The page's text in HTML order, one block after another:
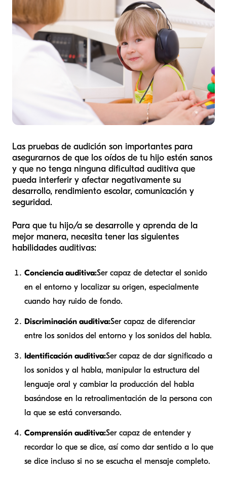
Las pruebas de audición son importantes para
asegurarnos de que los oídos de tu hijo estén sanos
y que no tenga ninguna dificultad auditiva que
pueda interferir y afectar negativamente su
desarrollo, rendimiento escolar, comunicación y
seguridad.
Para que tu hijo/a se desarrolle y aprenda de la
mejor manera, necesita tener las siguientes
habilidades auditivas:
Conciencia auditiva:Ser capaz de detectar el sonido
en el entorno y localizar su origen, especialmente
cuando hay ruido de fondo.
Discriminación auditiva:Ser capaz de diferenciar
entre los sonidos del entorno y los sonidos del habla.
Identificación auditiva:Ser capaz de dar significado a
los sonidos y al habla, manipular la estructura del
lenguaje oral y cambiar la producción del habla
basándose en la retroalimentación de la persona con
la que se está conversando.
Comprensión auditiva:Ser capaz de entender y
recordar lo que se dice, así como dar sentido a lo que
se dice incluso si no se escucha el mensaje completo.